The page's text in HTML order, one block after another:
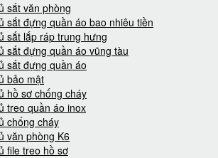
sắt văn phòng
sắt đựng quần áo bao nhiêu tiền
sắt lắp ráp trung hưng
sắt đựng quần áo vũng tàu
sắt đựng quần áo
bảo mật
hồ sơ chống cháy
treo quần áo inox
chống cháy
văn phòng K6
file treo hồ sơ